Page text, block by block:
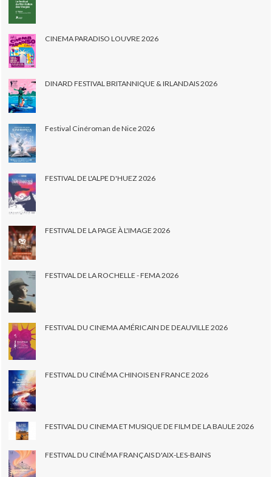
CINEMA PARADISO LOUVRE 2026
DINARD FESTIVAL BRITANNIQUE & IRLANDAIS 2026
Festival Cinéroman de Nice 2026
FESTIVAL DE L'ALPE D'HUEZ 2026
FESTIVAL DE LA PAGE À L'IMAGE 2026
FESTIVAL DE LA ROCHELLE - FEMA 2026
FESTIVAL DU CINEMA AMÉRICAIN DE DEAUVILLE 2026
FESTIVAL DU CINÉMA CHINOIS EN FRANCE 2026
FESTIVAL DU CINEMA ET MUSIQUE DE FILM DE LA BAULE 2026
FESTIVAL DU CINÉMA FRANÇAIS D'AIX-LES-BAINS